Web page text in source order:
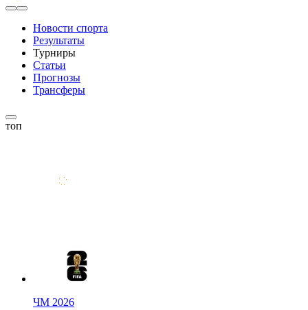
Новости спорта
Результаты
Турниры
Статьи
Прогнозы
Трансферы
топ
ЧМ 2026